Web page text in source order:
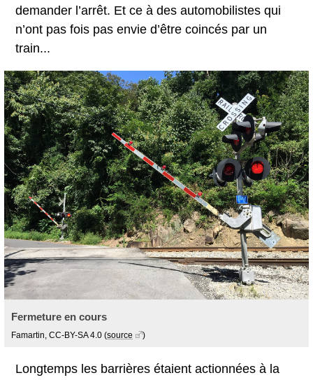
demander l’arrêt. Et ce à des automobilistes qui
n’ont pas fois pas envie d’être coincés par un
train...
Fermeture en cours
Famartin, CC-BY-SA 4.0 (source )
Longtemps les barrières étaient actionnées à la